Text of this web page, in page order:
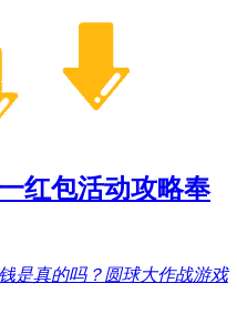
红包活动攻略奉